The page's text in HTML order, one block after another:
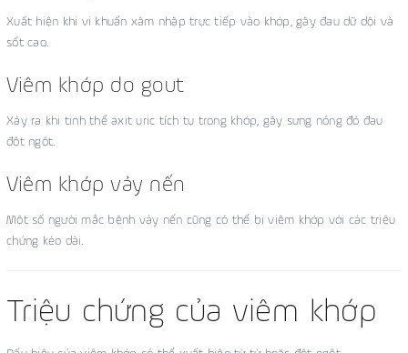
Xuất hiện khi vi khuẩn xâm nhập trực tiếp vào khớp, gây đau dữ dội và
sốt cao.
Viêm khớp do gout
Xảy ra khi tinh thể axit uric tích tụ trong khớp, gây sưng nóng đỏ đau
đột ngột.
Viêm khớp vảy nến
Một số người mắc bệnh vảy nến cũng có thể bị viêm khớp với các triệu
chứng kéo dài.
Triệu chứng của viêm khớp